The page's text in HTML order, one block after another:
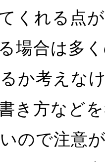
くれる点
場合は多
か考えな
き方など
ので注意